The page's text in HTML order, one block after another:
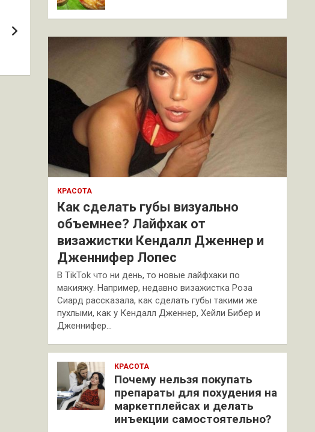
КРАСОТА
Как сделать губы визуально
объемнее? Лайфхак от
визажистки Кендалл Дженнер и
Дженнифер Лопес
В TikTok что ни день, то новые лайфхаки по
макияжу. Например, недавно визажистка Роза
Сиард рассказала, как сделать губы такими же
пухлыми, как у Кендалл Дженнер, Хейли Бибер и
Дженнифер…
КРАСОТА
Почему нельзя покупать
препараты для похудения на
маркетплейсах и делать
инъекции самостоятельно?